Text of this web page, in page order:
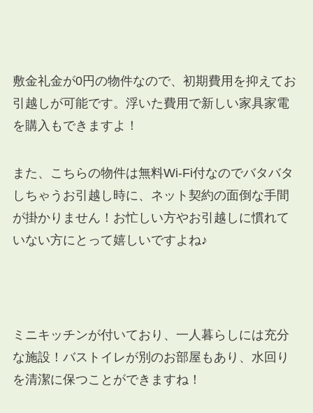
敷金礼金が0円の物件なので、初期費用を抑えてお
引越しが可能です。浮いた費用で新しい家具家電
を購入もできますよ！
また、こちらの物件は無料Wi-Fi付なのでバタバタ
しちゃうお引越し時に、ネット契約の面倒な手間
が掛かりません！お忙しい方やお引越しに慣れて
いない方にとって嬉しいですよね♪
ミニキッチンが付いており、一人暮らしには充分
な施設！バストイレが別のお部屋もあり、水回り
を清潔に保つことができますね！